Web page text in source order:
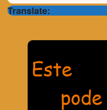
Translate: